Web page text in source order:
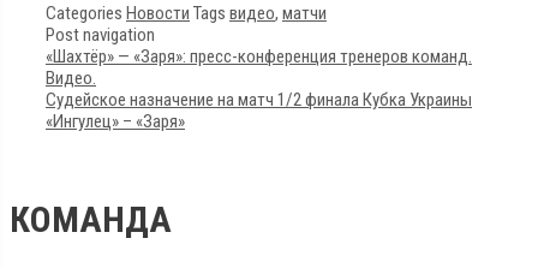
Categories Новости Tags видео, матчи
Post navigation
«Шахтёр» — «Заря»: пресс-конференция тренеров команд.
Видео.
Судейское назначение на матч 1/2 финала Кубка Украины
«Ингулец» – «Заря»
КОМАНДА